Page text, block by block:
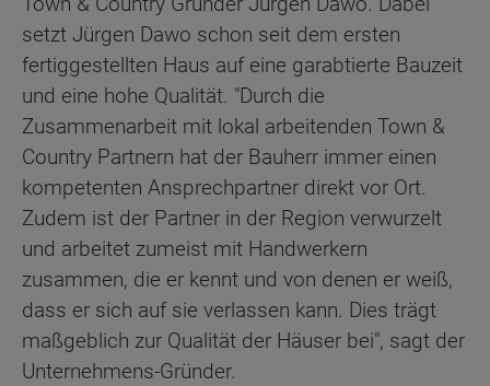
setzt Jürgen Dawo schon seit dem ersten
fertiggestellten Haus auf eine garabtierte Bauzeit
und eine hohe Qualität. "Durch die
Zusammenarbeit mit lokal arbeitenden Town &
Country Partnern hat der Bauherr immer einen
kompetenten Ansprechpartner direkt vor Ort.
Zudem ist der Partner in der Region verwurzelt
und arbeitet zumeist mit Handwerkern
zusammen, die er kennt und von denen er weiß,
dass er sich auf sie verlassen kann. Dies trägt
maßgeblich zur Qualität der Häuser bei", sagt der
Unternehmens-Gründer.